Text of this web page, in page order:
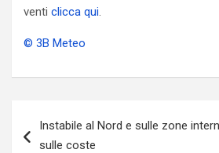
venti clicca qui.
© 3B Meteo
articoli
Instabile al Nord e sulle zone
sulle coste